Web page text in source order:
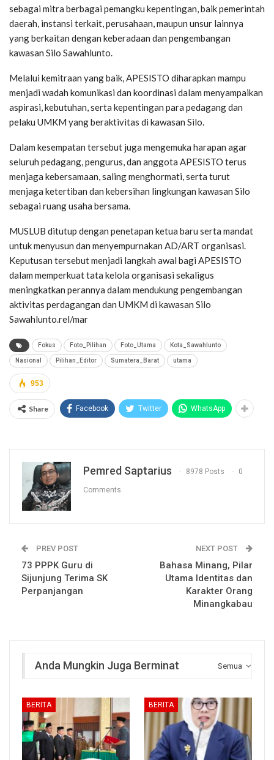
sebagai mitra berbagai pemangku kepentingan, baik pemerintah
daerah, instansi terkait, perusahaan, maupun unsur lainnya
yang berkaitan dengan keberadaan dan pengembangan
kawasan Silo Sawahlunto.
Melalui kemitraan yang baik, APESISTO diharapkan mampu
menjadi wadah komunikasi dan koordinasi dalam menyampaikan
aspirasi, kebutuhan, serta kepentingan para pedagang dan
pelaku UMKM yang beraktivitas di kawasan Silo.
Dalam kesempatan tersebut juga mengemuka harapan agar
seluruh pedagang, pengurus, dan anggota APESISTO terus
menjaga kebersamaan, saling menghormati, serta turut
menjaga ketertiban dan kebersihan lingkungan kawasan Silo
sebagai ruang usaha bersama.
MUSLUB ditutup dengan penetapan ketua baru serta mandat
untuk menyusun dan menyempurnakan AD/ART organisasi.
Keputusan tersebut menjadi langkah awal bagi APESISTO
dalam memperkuat tata kelola organisasi sekaligus
meningkatkan perannya dalam mendukung pengembangan
aktivitas perdagangan dan UMKM di kawasan Silo
Sawahlunto.rel/mar
Fokus Foto_Pilihan Foto_Utama Kota_Sawahlunto
Nasional Pilihan_Editor Sumatera_Barat utama
953
Share Facebook Twitter WhatsApp
Pemred Saptarius 8978 Posts 0
Comments
PREV POST
73 PPPK Guru di
Sijunjung Terima SK
Perpanjangan
NEXT POST
Bahasa Minang, Pilar
Utama Identitas dan
Karakter Orang
Minangkabau
Semua
Anda Mungkin Juga Berminat
BERITA BERITA